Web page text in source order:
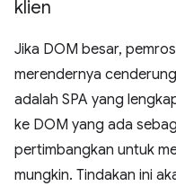
klien
Jika DOM besar,
merendernya
adalah SPA yang
ke DOM yang ada
pertimbangkan untuk
mungkin. Tindakan ini